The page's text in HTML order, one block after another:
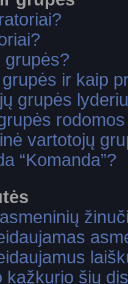
grupės?
ir kaip
grupės
vartotojų
“Komanda”?
kažkurio šių